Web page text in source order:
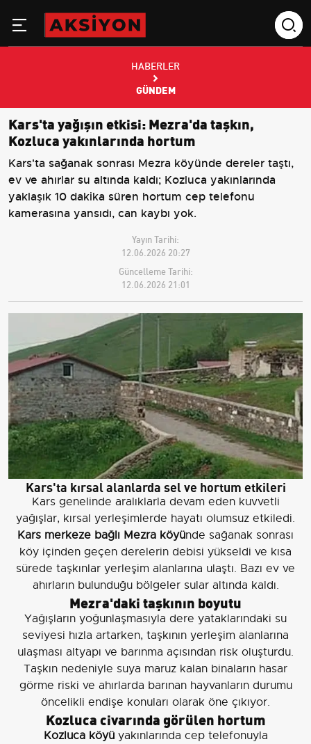
HABERLER
GÜNDEM
Kars'ta yağışın etkisi: Mezra'da taşkın,
Kozluca yakınlarında hortum
Kars'ta sağanak sonrası Mezra köyünde dereler taştı,
ev ve ahırlar su altında kaldı; Kozluca yakınlarında
yaklaşık 10 dakika süren hortum cep telefonu
kamerasına yansıdı, can kaybı yok.
Yayın Tarihi:
12.06.2026 20:27
Güncelleme Tarihi:
12.06.2026 21:01
Kars'ta kırsal alanlarda sel ve hortum etkileri
Kars genelinde aralıklarla devam eden kuvvetli
yağışlar, kırsal yerleşimlerde hayatı olumsuz etkiledi.
Kars merkeze bağlı Mezra köyünde sağanak sonrası
köy içinden geçen derelerin debisi yükseldi ve kısa
sürede taşkınlar yerleşim alanlarına ulaştı. Bazı ev ve
ahırların bulunduğu bölgeler sular altında kaldı.
Mezra'daki taşkının boyutu
Yağışların yoğunlaşmasıyla dere yataklarındaki su
seviyesi hızla artarken, taşkının yerleşim alanlarına
ulaşması altyapı ve barınma açısından risk oluşturdu.
Taşkın nedeniyle suya maruz kalan binaların hasar
görme riski ve ahırlarda barınan hayvanların durumu
öncelikli endişe konuları olarak öne çıkıyor.
Kozluca civarında görülen hortum
Kozluca köyüyakınlarında cep telefonuyla